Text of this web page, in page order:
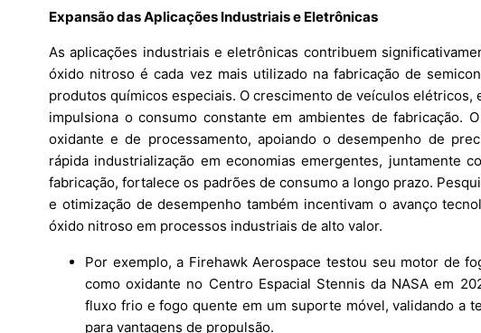
Expansão das Aplicações Industriais e Eletrônicas
As aplicações industriais e eletrônicas contribuem
óxido nitroso é cada vez mais utilizado na fabricação de
produtos químicos especiais. O crescimento de veículos
impulsiona o consumo constante em ambientes de fabricação.
oxidante e de processamento, apoiando o desempenho de
rápida industrialização em economias emergentes, juntamente
fabricação, fortalece os padrões de consumo a longo prazo.
e otimização de desempenho também incentivam o avanço
óxido nitroso em processos industriais de alto valor.
Por exemplo, a Firehawk Aerospace testou seu motor de
como oxidante no Centro Espacial Stennis da NASA em
fluxo frio e fogo quente em um suporte móvel, validando a
para vantagens de propulsão.